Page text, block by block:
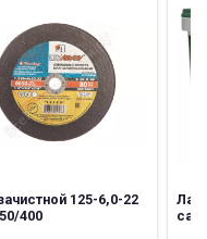
125-6,0-22
400
Лак